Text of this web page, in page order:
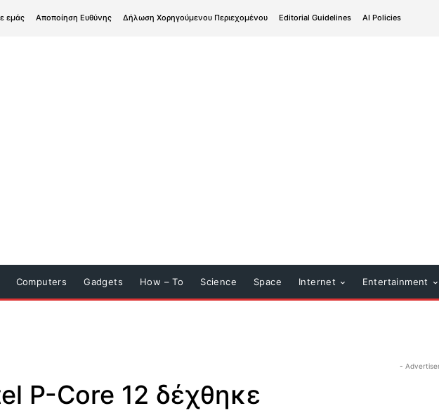
εμάς Αποποίηση Ευθύνης Δήλωση Χορηγούμενου Περιεχομένου Editorial Guidelines AI Policies
Computers Gadgets How – To Science Space Internet Entertainment
P-Core 12 δέχθηκε
-